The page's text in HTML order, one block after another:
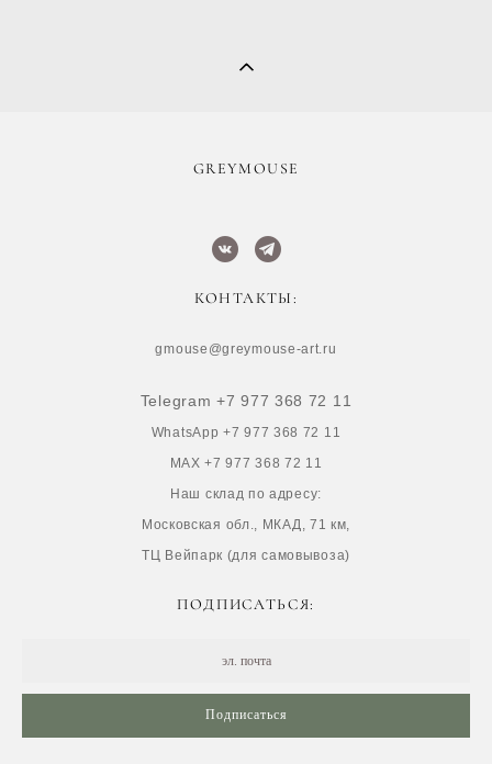
​GREYMOUSE
КОНТАКТЫ:
gmouse@greymouse-art.ru
Telegram +7 977 368 72 11
WhatsApp +7 977 368 72 11
MAX +7 977 368 72 11
Наш склад по адресу:
Московская обл., МКАД, 71 км,
ТЦ Вейпарк (для самовывоза)
ПОДПИСАТЬСЯ:
Подписаться